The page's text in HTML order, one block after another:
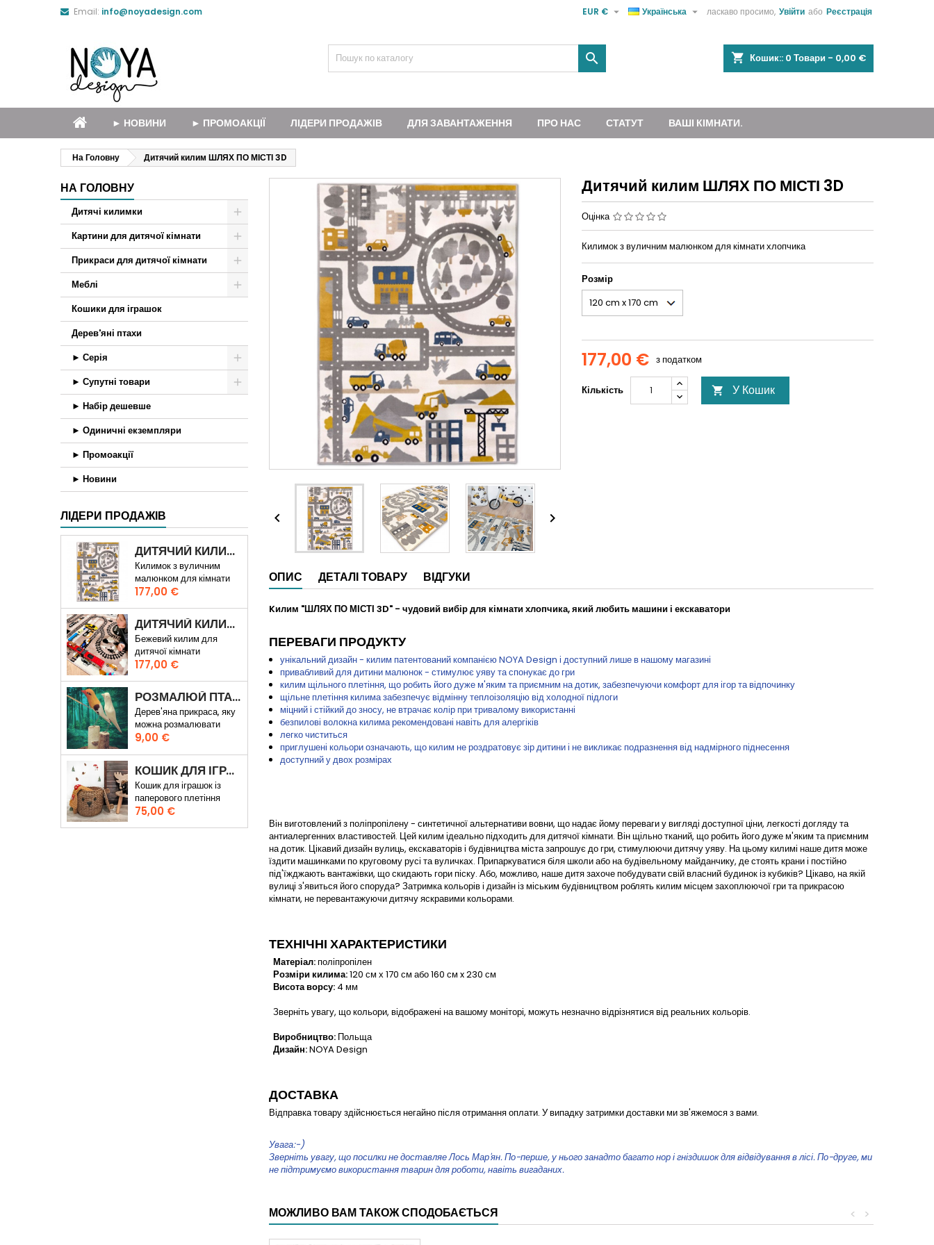
Email: info@noyadesign.com ласкаво просимо, Увійти або Реєстрація
Українська 
EUR € 
shopping_cart Кошик:: 0 Товари - 0,00 €

► НОВИНИ ► ПРОМОАКЦІЇ ЛІДЕРИ ПРОДАЖІВ ДЛЯ ЗАВАНТАЖЕННЯ ПРО НАС СТАТУТ ВАШІ КІМНАТИ.
На Головну Дитячий килим ШЛЯХ ПО МІСТІ 3D
НА ГОЛОВНУ
Дитячі килимки
Картини для дитячої кімнати
Прикраси для дитячої кімнати
Меблі
Кошики для іграшок
Дерев'яні птахи
► Серія
► Супутні товари
► Набір дешевше
► Одиничні екземпляри
► Промоакції
► Новини
ЛІДЕРИ ПРОДАЖІВ
ДИТЯЧИЙ КИЛИМ ШЛЯХ ПО МІСТІ 3D
Килимок з вуличним
малюнком для кімнати
хлопчика
Ціна
177,00 €
ДИТЯЧИЙ КИЛИМ ВУЛИЦІ ТА ЗАЛІЗНИЧНІ КОЛІЇ
Бежевий килим для
дитячої кімнати
Ціна
177,00 €
РОЗМАЛЮЙ ПТАХУ
Дерев'яна прикраса, яку
можна розмалювати
власноруч
Ціна
9,00 €
КОШИК ДЛЯ ІГРАШОК ВЕДМЕДИК КАРЛ
Кошик для іграшок із
паперового плетіння
Ціна
75,00 €
 
Дитячий килим ШЛЯХ ПО МІСТІ 3D
Оцінка
Килимок з вуличним малюнком для кімнати хлопчика
Розмір
177,00 € з податком
Кількість  У Кошик
ОПИС ДЕТАЛІ ТОВАРУ ВІДГУКИ
Kилим "ШЛЯХ ПО МІСТІ 3D" - чудовий вибір для кімнати хлопчика, який любить машини і екскаватори
ПЕРЕВАГИ ПРОДУКТУ
унікальний дизайн - килим патентований компанією NOYA Design і доступний лише в нашому магазині
привабливий для дитини малюнок - стимулює уяву та спонукає до гри
килим щільного плетіння, що робить його дуже м'яким та приємним на дотик, забезпечуючи комфорт для ігор та відпочинку
щільне плетіння килима забезпечує відмінну теплоізоляцію від холодної підлоги
міцний і стійкий до зносу, не втрачає колір при тривалому використанні
безпилові волокна килима рекомендовані навіть для алергіків
легко чиститься
приглушені кольори означають, що килим не роздратовує зір дитини і не викликає подразнення від надмірного піднесення
доступний у двох розмірах
Він виготовлений з поліпропілену - синтетичної альтернативи вовни, що надає йому переваги у вигляді доступної ціни, легкості догляду та
антиалергенних властивостей. Цей килим ідеально підходить для дитячої кімнати. Він щільно тканий, що робить його дуже м'яким та приємним
на дотик. Цікавий дизайн вулиць, екскаваторів і будівництва міста запрошує до гри, стимулюючи дитячу уяву. На цьому килимі наше дитя може
їздити машинками по круговому русі та вуличках. Припаркуватися біля школи або на будівельному майданчику, де стоять крани і постійно
під'їжджають вантажівки, що скидають гори піску. Або, можливо, наше дитя захоче побудувати свій власний будинок із кубиків? Цікаво, на якій
вулиці з'явиться його споруда? Затримка кольорів і дизайн із міським будівництвом роблять килим місцем захоплюючої гри та прикрасою
кімнати, не перевантажуючи дитячу яскравими кольорами.
ТЕХНІЧНІ ХАРАКТЕРИСТИКИ
Матеріал:поліпропілен
Розміри килима:120 см х 170 см або 160 см x 230 см
Висота ворсу: 4 мм
Зверніть увагу, що кольори, відображені на вашому моніторі, можуть незначно відрізнятися від реальних кольорів.
Виробництво: Польща
Дизайн:NOYA Design
ДОСТАВКА
Відправка товару здійснюється негайно після отримання оплати. У випадку затримки доставки ми зв'яжемося з вами.
Увага:-)
Зверніть увагу, що посилки не доставляе Лось Мар'ян. По-перше, у нього занадто багато нор і гніздишок для відвідування в лісі. По-друге, ми
не підтримуємо використання тварин для роботи, навіть вигаданих.
МОЖЛИВО ВАМ ТАКОЖ СПОДОБАЄТЬСЯ >
<